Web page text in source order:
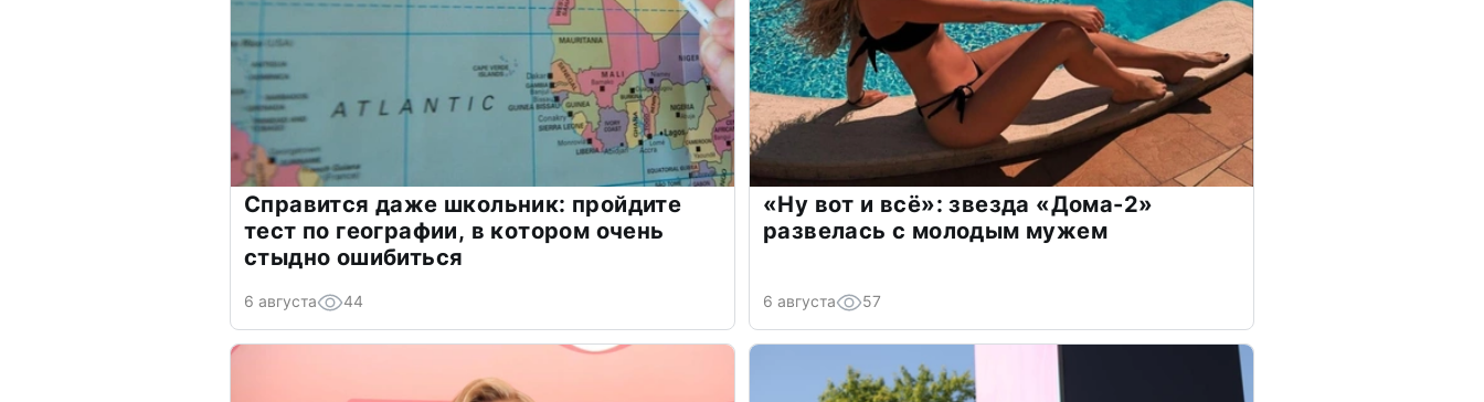
Справится даже школьник: пройдите
тест по географии, в котором очень
стыдно ошибиться
6 августа 44
«Ну вот и всё»: звезда «Дома-2»
развелась с молодым мужем
6 августа 57